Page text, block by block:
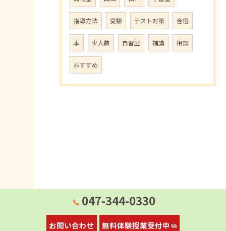
指導方法 受験 テスト対策 合宿
本 少人数 自習室 補講 相談
おすすめ
047-344-0330
お問い合わせ 無料体験授業受付中